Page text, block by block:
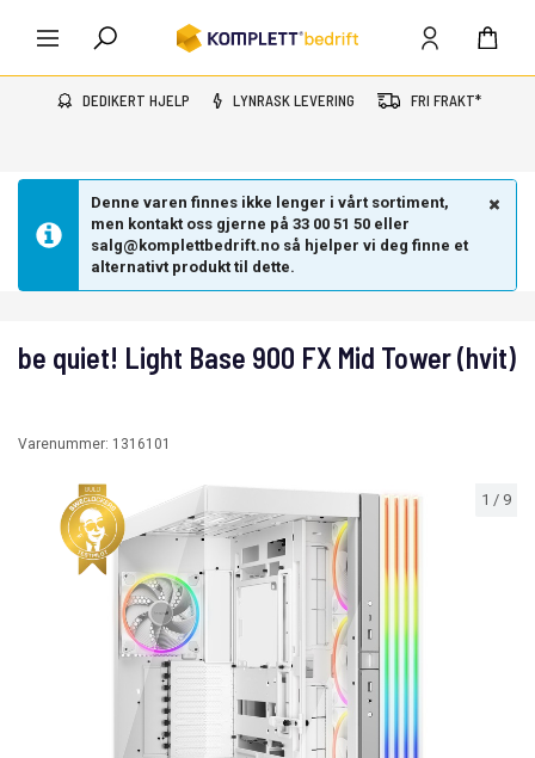
DEDIKERT HJELP LYNRASK LEVERING FRI FRAKT*
Denne varen finnes ikke lenger i vårt sortiment,
men kontakt oss gjerne på 33 00 51 50 eller
salg@komplettbedrift.no så hjelper vi deg finne et
alternativt produkt til dette.
1 / 9
be quiet! Light Base 900 FX Mid Tower (hvit)
Varenummer: 1316101